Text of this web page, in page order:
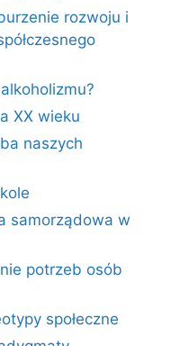
rozwoju i
XX wieku
naszych
samorządowa w
potrzeb osób
społeczne